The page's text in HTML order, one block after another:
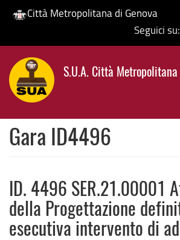
Salta
contenuto
principale
Città Metropolitana di Genova
Seguici su:
S.U.A. Città Metropolitana
Gara ID4496
ID. 4496 SER.21.00001
della Progettazione
esecutiva intervento di